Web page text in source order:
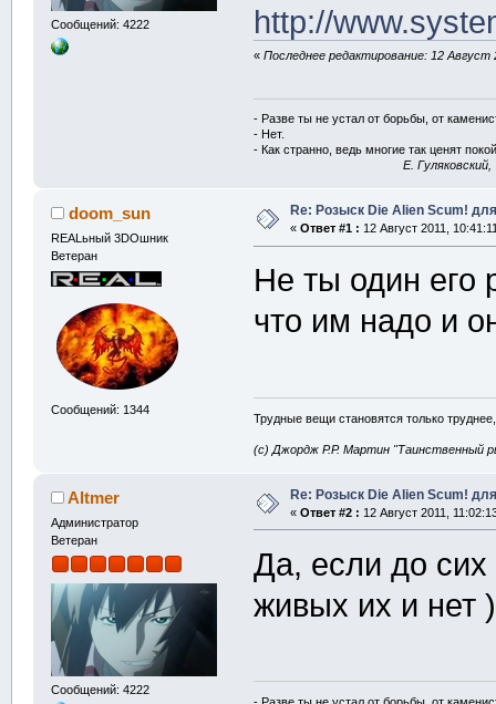
Сообщений: 4222
http://
«Последнее редактирование: 12 Август
- Разве ты не устал от борьбы, от
- Нет.
- Как странно, ведь многие так ценят
E.
doom_sun
REALьный 3DOшник
Ветеран
Сообщений: 1344
Re: Розыск Die Alien Scum!
« Ответ #1 : 12 Август 2011,
Не ты один его
что им надо и
Трудные вещи становятся только
(с) Джордж Р.Р. Мартин "Таинственный
Altmer
Администратор
Ветеран
Сообщений: 4222
Re: Розыск Die Alien Scum!
« Ответ #2 : 12 Август 2011,
Да, если до
живых их и нет )